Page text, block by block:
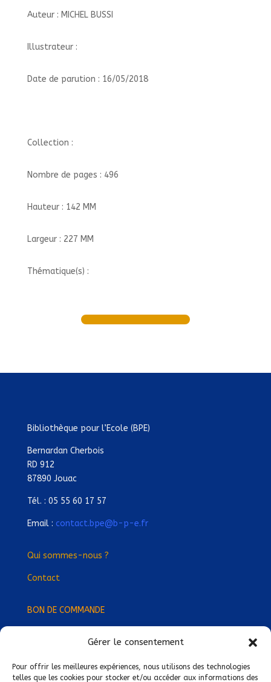
Gérer le consentement
Pour offrir les meilleures expériences, nous utilisons des technologies
telles que les cookies pour stocker et/ou accéder aux informations des
Auteur : MICHEL BUSSI
Illustrateur :
Date de parution : 16/05/2018
Collection :
Nombre de pages : 496
Hauteur : 142 MM
Largeur : 227 MM
Thématique(s) :
Bibliothèque pour l’Ecole (BPE)
Bernardan Cherbois
RD 912
87890 Jouac
Tél. : 05 55 60 17 57
Email : contact.bpe@b-p-e.fr
Qui sommes-nous ?
Contact
BON DE COMMANDE
Devenez Délégué·e Régional·e !
Trouvez-nous près de chez vous !